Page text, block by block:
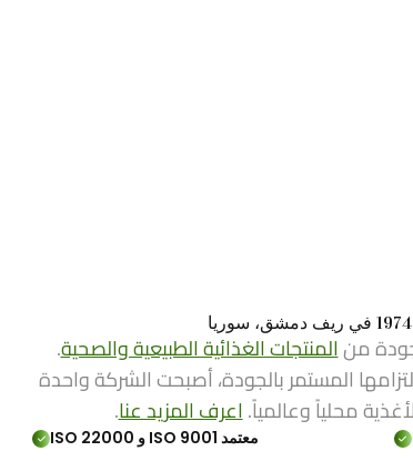
جودة منالمنتجات الغذائية الطبيعية والصحية.
المستمر بالجودة، أصبحت الشركة واحدة
محلياً وعالمياً.اعرف المزيد عنا.
معتمد ISO 9001 و ISO 22000